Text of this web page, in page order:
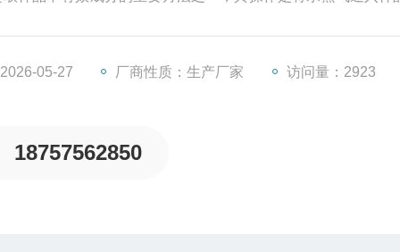
05-27 厂商性质：生产厂家 访问量：2923
18757562850